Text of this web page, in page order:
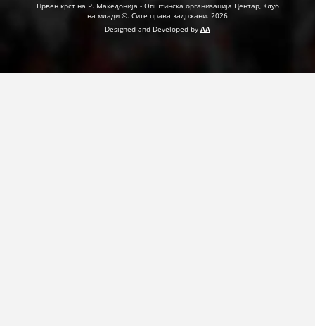
Црвен крст на Р. Македонија - Општинска организација Центар, Клуб
на млади ©. Сите права задржани. 2026
Designed and Developed by AA